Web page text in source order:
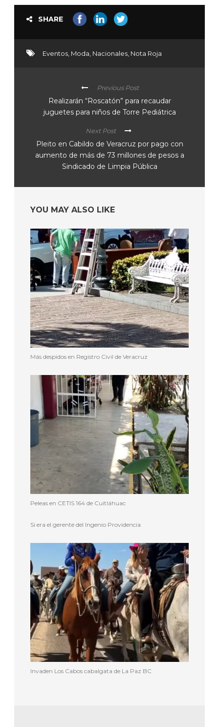
SHARE
Eventos Moda Nacionales Nota Roja
Previous Post
Realizarán “Roscatón” para recaudar
juguetes para niños de Torre Pediátrica
Next Post
Pleito en Cabildo de Veracruz por pago con
aumento de más de 73 millones de pesos a
Sindicado de Limpia Pública
YOU MAY ALSO LIKE
Más despidos en Registro Civil de Veracruz
Peleas en CETIS 164 de Cuitláhuac
Si era el gerente del Ingenio Providencia
Invaden Los Cabos cabalgata de La Paz BC